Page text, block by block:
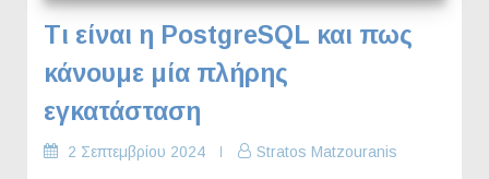
Τι είναι η PostgreSQL και πως
κάνουμε μία πλήρης
εγκατάσταση
2 Σεπτεμβρίου 2024 Stratos Matzouranis